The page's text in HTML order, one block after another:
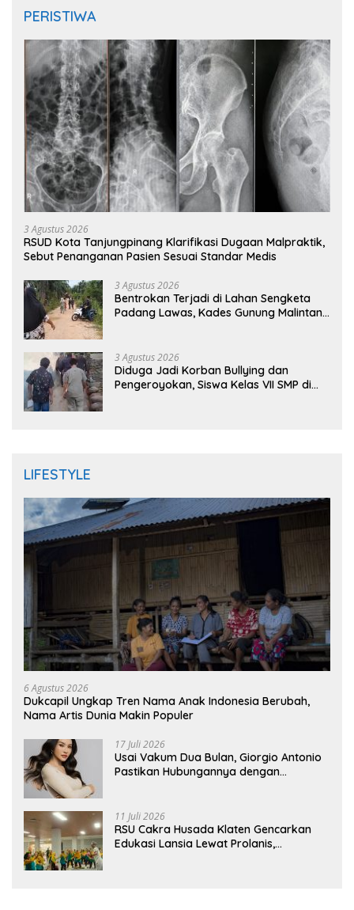
PERISTIWA
3 Agustus 2026
RSUD Kota Tanjungpinang Klarifikasi Dugaan Malpraktik,
Sebut Penanganan Pasien Sesuai Standar Medis
3 Agustus 2026
Bentrokan Terjadi di Lahan Sengketa
Padang Lawas, Kades Gunung Malintang
3 Agustus 2026
Diduga Jadi Korban Bullying dan
Pengeroyokan, Siswa Kelas VII SMP di
LIFESTYLE
6 Agustus 2026
Dukcapil Ungkap Tren Nama Anak Indonesia Berubah,
Nama Artis Dunia Makin Populer
17 Juli 2026
Usai Vakum Dua Bulan, Giorgio Antonio
Pastikan Hubungannya dengan
11 Juli 2026
RSU Cakra Husada Klaten Gencarkan
Edukasi Lansia Lewat Prolanis,